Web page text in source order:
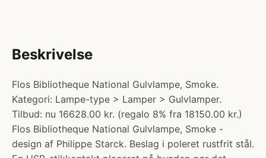
Beskrivelse
Flos Bibliotheque National Gulvlampe, Smoke.
Kategori: Lampe-type > Lamper > Gulvlamper.
Tilbud: nu 16628.00 kr. (regalo 8% fra 18150.00 kr.)
Flos Bibliotheque National Gulvlampe, Smoke -
design af Philippe Starck. Beslag i poleret rustfrit stål.